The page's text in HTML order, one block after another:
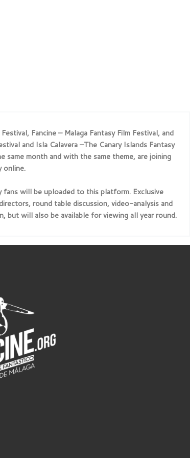
Fancine – Malaga Fantasy Film Festival, and
and Isla Calavera –The Canary Islands Fantasy
same month and with the same theme, are joining
online.
will be uploaded to this platform. Exclusive
round table discussion, video-analysis and
but will also be available for viewing all year round.